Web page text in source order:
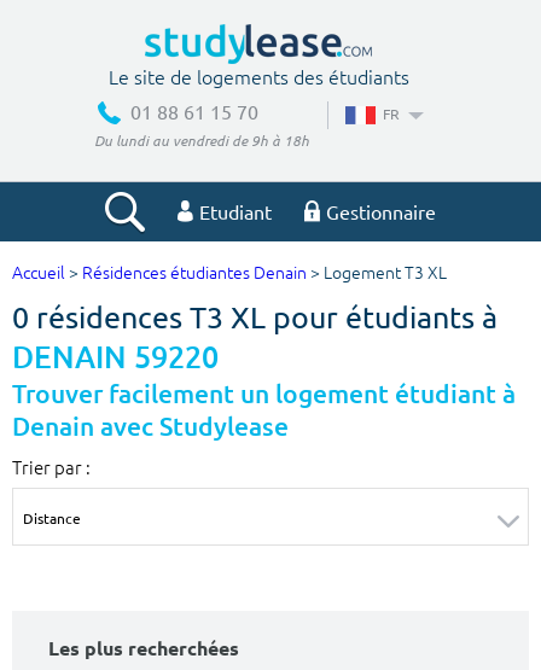
Le site de logements des étudiants
01 88 61 15 70
Du lundi au vendredi de 9h à 18h
FR
Etudiant Gestionnaire
Votre recherche
Ville, école
Accueil > Résidences étudiantes Denain > Logement T3 XL
0 résidences T3 XL pour étudiants à
DENAIN 59220
Trouver facilement un logement étudiant à
Denain avec Studylease
Trier par :
Les plus recherchées